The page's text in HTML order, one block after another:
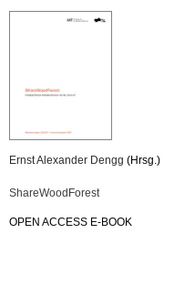
Ernst Alex­an­der Dengg (Hrsg.)
Share­Wood­Fo­rest
OPEN AC­CESS E-BOOK